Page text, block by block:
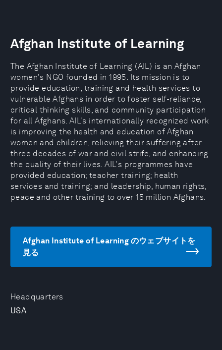
Headquarters
USA
Afghan Institute of Learning
The Afghan Institute of Learning (AIL) is an Afghan
women's NGO founded in 1995. Its mission is to
provide education, training and health services to
vulnerable Afghans in order to foster self-reliance,
critical thinking skills, and community participation
for all Afghans. AIL's internationally recognized work
is improving the health and education of Afghan
women and children, relieving their suffering after
three decades of war and civil strife, and enhancing
the quality of their lives. AIL's programmes have
provided education; teacher training; health
services and training; and leadership, human rights,
peace and other training to over 15 million Afghans.
Afghan Institute of Learning のウェブサイトを
見る